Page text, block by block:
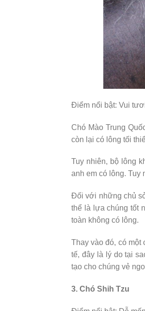
Điểm nổi bật: Vui
Chó Mào Trung
còn lại có lông tối
Tuy nhiên, bộ lông
anh em có lông. Tuy
Đối với những chủ
thể là lựa chúng tốt
toàn không có lông.
Thay vào đó, có một
tế, đây là lý do tại
tạo cho chúng vẻ
3. Chó Shih Tzu